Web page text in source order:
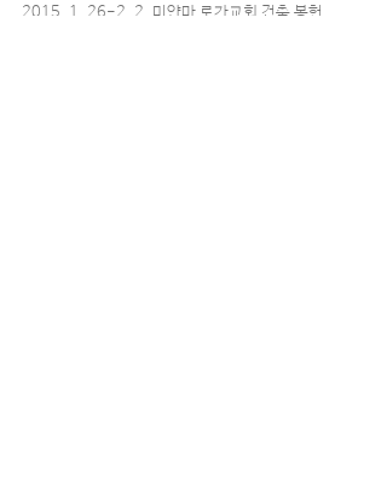
2015. 1. 26-2. 2. 미얀마 로가교회 건축 봉헌